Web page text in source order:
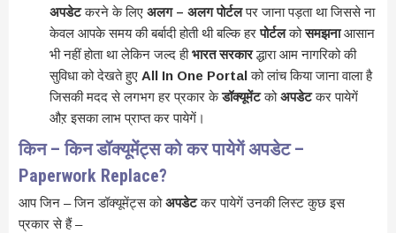
अपडेटकरने के लिए अलग – अलग पोर्टलपर जाना पड़ता था जिससे ना
केवल आपके समय की बर्बादी होती थी बल्कि हरपोर्टलकोसमझनाआसान
भी नहीं होता था लेकिन जल्द हीभारत सरकारद्धारा आम नागरिको की
सुविधा को देखते हुए All In One Portalको लांच किया जाना वाला है
जिसकी मदद से लगभग हर प्रकार केडॉक्यूमेंटकोअपडेटकर पायेगें
औऱ इसका लाभ प्राप्त कर पायेगें।
किन – किन डॉक्यूमेंट्स को कर पायेगें अपडेट –
Paperwork Replace?
आप जिन – जिन डॉक्यूमेंट्स कोअपडेटकर पायेगें उनकी लिस्ट कुछ इस
प्रकार से हैं –